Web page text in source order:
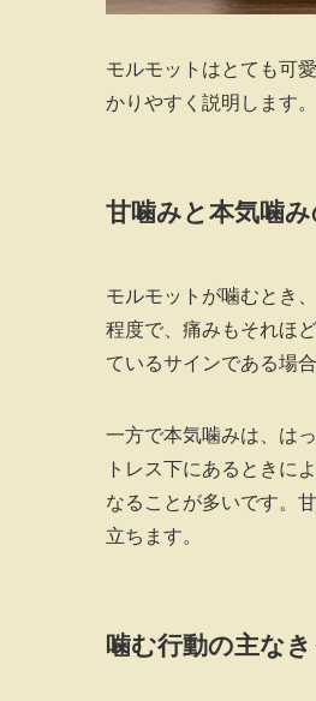
モルモットはとても可
かりやすく説明します。
甘噛みと本気噛
モルモットが噛むとき
程度で、痛みもそれほ
ているサインである場
一方で本気噛みは、は
トレス下にあるときに
なることが多いです。
立ちます。
噛む行動の主な